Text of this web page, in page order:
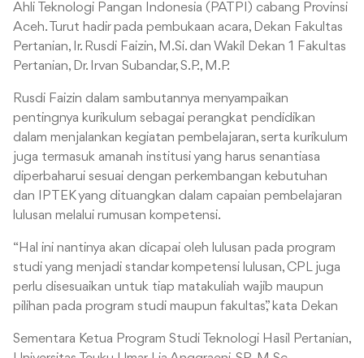
Ahli Teknologi Pangan Indonesia (PATPI) cabang Provinsi
Aceh. Turut hadir pada pembukaan acara, Dekan Fakultas
Pertanian, Ir. Rusdi Faizin, M.Si. dan Wakil Dekan 1 Fakultas
Pertanian, Dr. Irvan Subandar, S.P., M.P.
Rusdi Faizin dalam sambutannya menyampaikan
pentingnya kurikulum sebagai perangkat pendidikan
dalam menjalankan kegiatan pembelajaran, serta kurikulum
juga termasuk amanah institusi yang harus senantiasa
diperbaharui sesuai dengan perkembangan kebutuhan
dan IPTEK yang dituangkan dalam capaian pembelajaran
lulusan melalui rumusan kompetensi.
“Hal ini nantinya akan dicapai oleh lulusan pada program
studi yang menjadi standar kompetensi lulusan, CPL juga
perlu disesuaikan untuk tiap matakuliah wajib maupun
pilihan pada program studi maupun fakultas,” kata Dekan
Sementara Ketua Program Studi Teknologi Hasil Pertanian,